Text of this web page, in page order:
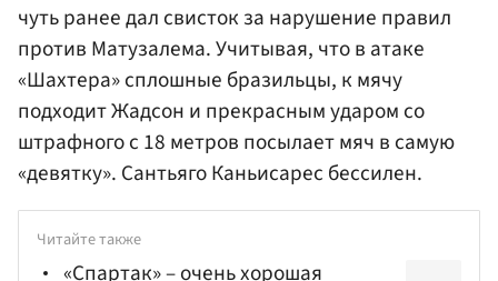
чуть ранее дал свисток за нарушение правил
против Матузалема. Учитывая, что в атаке
«Шахтера» сплошные бразильцы, к мячу
подходит Жадсон и прекрасным ударом со
штрафного с 18 метров посылает мяч в самую
«девятку». Сантьяго Каньисарес бессилен.
Читайте также
«Спартак» – очень хорошая